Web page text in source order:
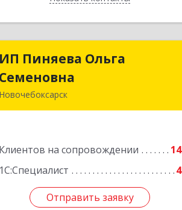
ИП Пиняева Ольга
Семеновна
Новочебоксарск
Клиентов на сопровождении
14
1С:Специалист
4
Отправить заявку
ИП Пиняева Ольга
кв.141
Отправить заявку